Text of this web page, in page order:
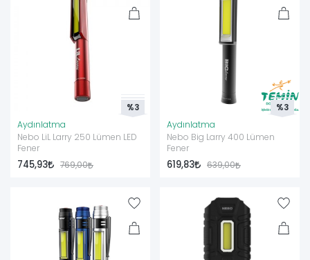
Aydınlatma
Nebo LiL Larry 250 Lümen LED
Fener
745,93 769,00
%3
Aydınlatma
Nebo Big Larry 400 Lümen
Fener
619,83 639,00
%3